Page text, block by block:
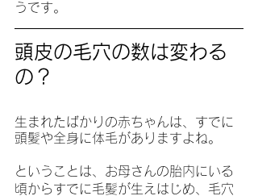
うです。
頭皮の毛穴の数は変わる
の？
生まれたばかりの赤ちゃんは、すでに
頭髪や全身に体毛がありますよね。
ということは、お母さんの胎内にいる
頃からすでに毛髪が生えはじめ、毛穴